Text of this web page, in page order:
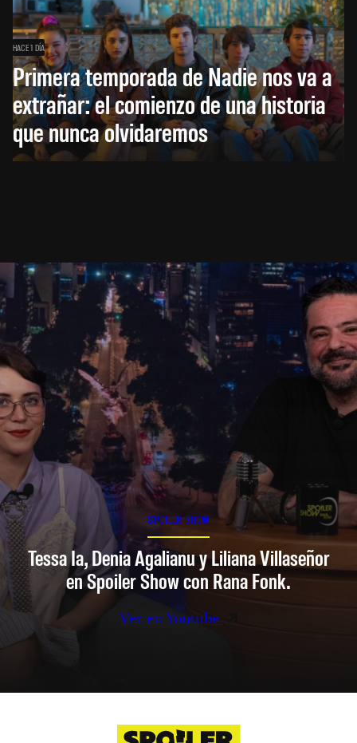
HACE 1 DÍA
Primera temporada de Nadie nos va a
extrañar: el comienzo de una historia
que nunca olvidaremos
SPOILER SHOW
Tessa Ia, Denia Agalianu y Liliana Villaseñor
en Spoiler Show con Rana Fonk.
Ver en Youtube